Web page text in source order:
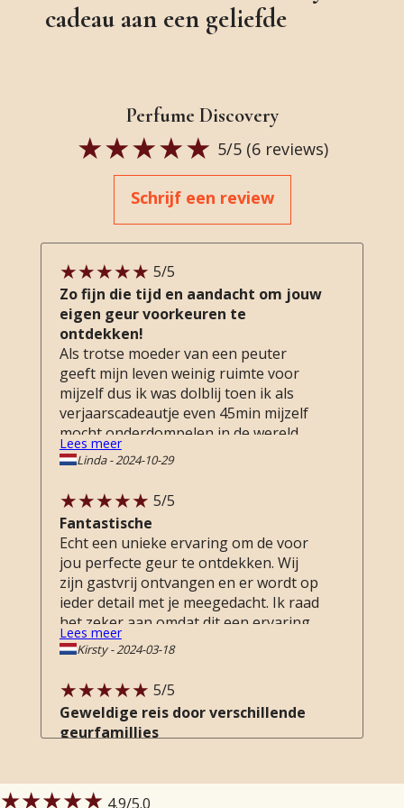
cadeau aan een geliefde
Perfume Discovery
5/5 (6reviews)
Schrijf een review
5/5
Zo fijn die tijd en aandacht om jouw
eigen geur voorkeuren te
ontdekken!
Als trotse moeder van een peuter
geeft mijn leven weinig ruimte voor
mijzelf dus ik was dolblij toen ik als
verjaarscadeautje even 45min mijzelf
mocht onderdompelen in de wereld
van de parfum met als eind resultaat
welk type parfum ik nou eigenlijk hou.
Ik draag nu vol trots elke dag mijn
nieuwe parfum die echt bij mij past!
Mijn man zei na thuiskomst heel
pakkend toen hij het luchtje rook, ja,
dit ben jij!
Lees meer
Linda-2024-10-29
5/5
Fantastische
Echt een unieke ervaring om de voor
jou perfecte geur te ontdekken. Wij
zijn gastvrij ontvangen en er wordt op
ieder detail met je meegedacht. Ik raad
het zeker aan omdat dit een ervaring
is die je elders niet zomaar verwacht.
Lees meer
Kirsty-2024-03-18
5/5
Geweldige reis door verschillende
geurfamillies
en twee prachtige chocolaatjes erbij
★★★★★ 4.9/5.0